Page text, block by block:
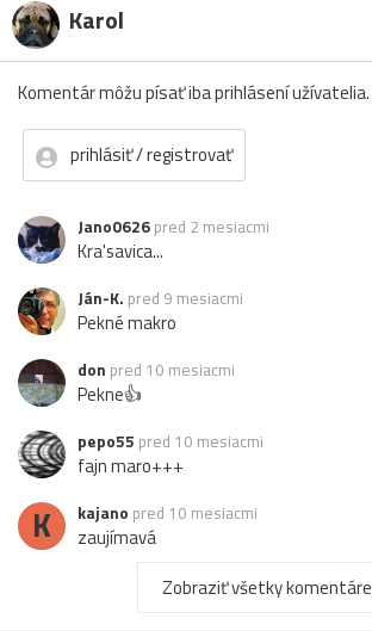
Karol
Komentár môžu písať iba prihlásení užívatelia.
prihlásiť / registrovať
Jano0626 pred 2 mesiacmi
Kra'savica...
Ján-K. pred 9 mesiacmi
Pekné makro
don pred 10 mesiacmi
Pekne👍
pepo55 pred 10 mesiacmi
fajn maro+++
K kajano pred 10 mesiacmi
zaujímavá
Zobraziť všetky komentáre